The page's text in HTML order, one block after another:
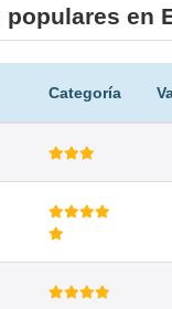
en
Categoría